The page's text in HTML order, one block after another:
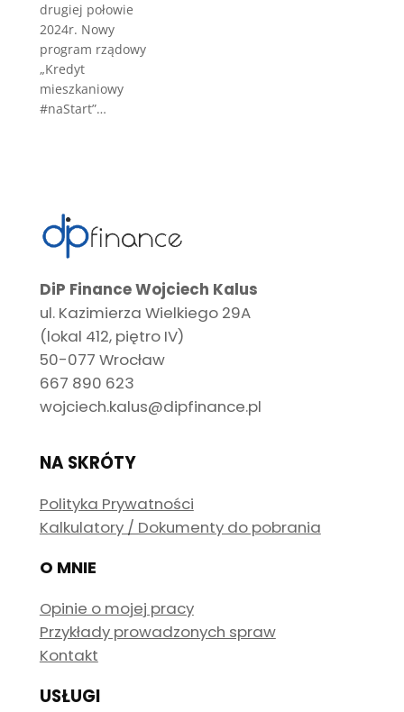
drugiej połowie
2024r. Nowy
program rządowy
„Kredyt
mieszkaniowy
#naStart”…
DiP Finance Wojciech Kalus
ul. Kazimierza Wielkiego 29A
(lokal 412, piętro IV)
50-077 Wrocław
667 890 623
wojciech.kalus@dipfinance.pl
NA SKRÓTY
Polityka Prywatności
Kalkulatory / Dokumenty do pobrania
O MNIE
Opinie o mojej pracy
Przykłady prowadzonych spraw
Kontakt
USŁUGI